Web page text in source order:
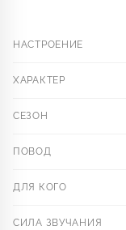
НАСТРОЕНИЕ
ХАРАКТЕР
СЕЗОН
ПОВОД
ДЛЯ КОГО
СИЛА ЗВУЧАНИЯ